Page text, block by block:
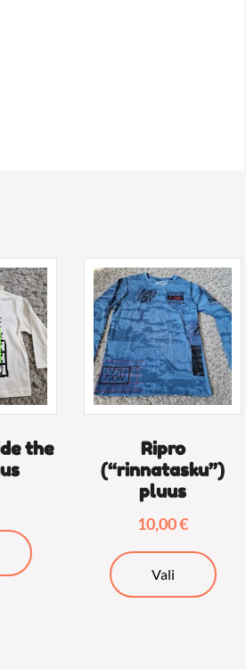
the
tootel
Ripro
(“rinnatasku”)
pluus
10,00€
Vali
tootel